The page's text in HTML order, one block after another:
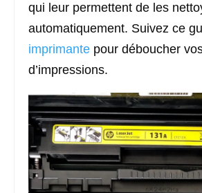
qui leur permettent de les
automatiquement. Suivez ce
imprimante pour déboucher
d’impressions.